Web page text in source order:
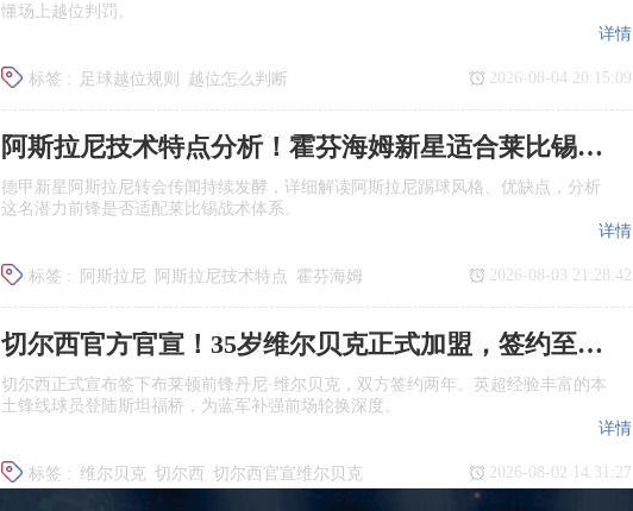
懂场上越位判罚。
标签 : 足球越位规则
越位怎么判断
足球什么是越位
详情
2026-08-04 20:15:09
阿斯拉尼技术特点分析！霍芬海姆新星适合莱比锡体系吗
德甲新星阿斯拉尼转会传闻持续发酵，详细解读阿斯拉尼踢球风格、优缺点，分析
这名潜力前锋是否适配莱比锡战术体系。
标签 : 阿斯拉尼 阿斯拉尼技术特点
霍芬海姆
莱比锡引援
详情
2026-08-03 21:28:42
切尔西官方官宣！35岁维尔贝克正式加盟，签约至2028年
切尔西正式宣布签下布莱顿前锋丹尼·维尔贝克，双方签约两年。英超经验丰富的本
土锋线球员登陆斯坦福桥，为蓝军补强前场轮换深度。
标签 : 维尔贝克 切尔西 切尔西官宣维尔贝克
详情
2026-08-02 14:31:27